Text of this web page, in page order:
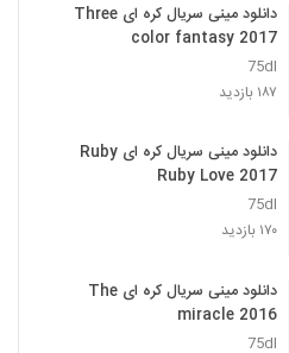
دانلود مینی سریال کره ای Three
color fantasy 2017
75dl
۱۸۷ بازدید
دانلود مینی سریال کره ای Ruby
Ruby Love 2017
75dl
۱۷۰ بازدید
دانلود مینی سریال کره ای The
miracle 2016
75dl